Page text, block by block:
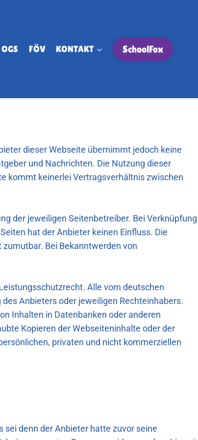
OGS FÖV KONTAKT SchoolFox
dieser Webseite übernimmt jedoch keine
und Nachrichten. Die Nutzung dieser
kommt keinerlei Vertragsverhältnis zwischen
der jeweiligen Seitenbetreiber. Bei Verknüpfung
hat der Anbieter keinen Einfluss. Die
Bei Bekanntwerden von
Alle vom deutschen
Anbieters oder jeweiligen Rechteinhabers.
Inhalten in Datenbanken oder anderen
Kopieren der Webseiteninhalte oder der
privaten und nicht kommerziellen
denn der Anbieter hatte zuvor seine